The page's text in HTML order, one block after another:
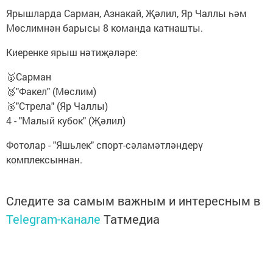
Ярышларда Сарман, Азнакай, Җәлил, Яр Чаллы һәм
Мөслимнән барысы 8 команда катнашты.
Киеренке ярыш нәтиҗәләре:
🥇Сарман
🥈"Факел" (Мөслим)
🥉"Стрела" (Яр Чаллы)
4 - "Малый кубок" (Җәлил)
Фотолар - "Яшьлек" спорт-сәламәтләндерү
комплексыннан.
Следите за самым важным и интересным в
Telegram-канале Татмедиа